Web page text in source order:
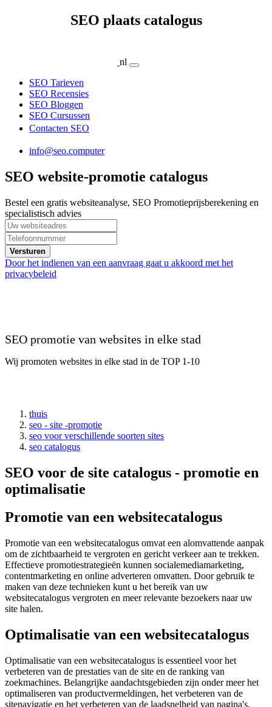
SEO plaats catalogus
nl
SEO Tarieven
SEO Recensies
SEO Bloggen
SEO Cursussen
Contacten SEO
info@seo.computer
SEO website-promotie catalogus
Bestel een gratis websiteanalyse, SEO Promotieprijsberekening en
specialistisch advies
Versturen
Door het indienen van een aanvraag gaat u akkoord met het
privacybeleid
SEO promotie van websites in elke stad
Wij promoten websites in elke stad in de TOP 1-10
thuis
seo - site -promotie
seo voor verschillende soorten sites
seo catalogus
SEO voor de site catalogus - promotie en
optimalisatie
Promotie van een websitecatalogus
Promotie van een websitecatalogus omvat een alomvattende aanpak
om de zichtbaarheid te vergroten en gericht verkeer aan te trekken.
Effectieve promotiestrategieën kunnen socialemediamarketing,
contentmarketing en online adverteren omvatten. Door gebruik te
maken van deze technieken kunt u het bereik van uw
websitecatalogus vergroten en meer relevante bezoekers naar uw
site halen.
Optimalisatie van een websitecatalogus
Optimalisatie van een websitecatalogus is essentieel voor het
verbeteren van de prestaties van de site en de ranking van
zoekmachines. Belangrijke aandachtsgebieden zijn onder meer het
optimaliseren van productvermeldingen, het verbeteren van de
sitenavigatie en het verbeteren van de laadsnelheid van pagina's.